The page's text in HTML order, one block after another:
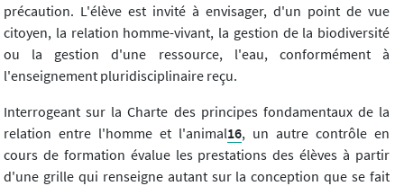
précaution. L'élève est invité à envisager, d'un point de vue
citoyen, la relation homme-vivant, la gestion de la biodiversité
ou la gestion d'une ressource, l'eau, conformément à
l'enseignement pluridisciplinaire reçu.
Interrogeant sur la Charte des principes fondamentaux de la
relation entre l'homme et l'animal16, un autre contrôle en
cours de formation évalue les prestations des élèves à partir
d'une grille qui renseigne autant sur la conception que se fait